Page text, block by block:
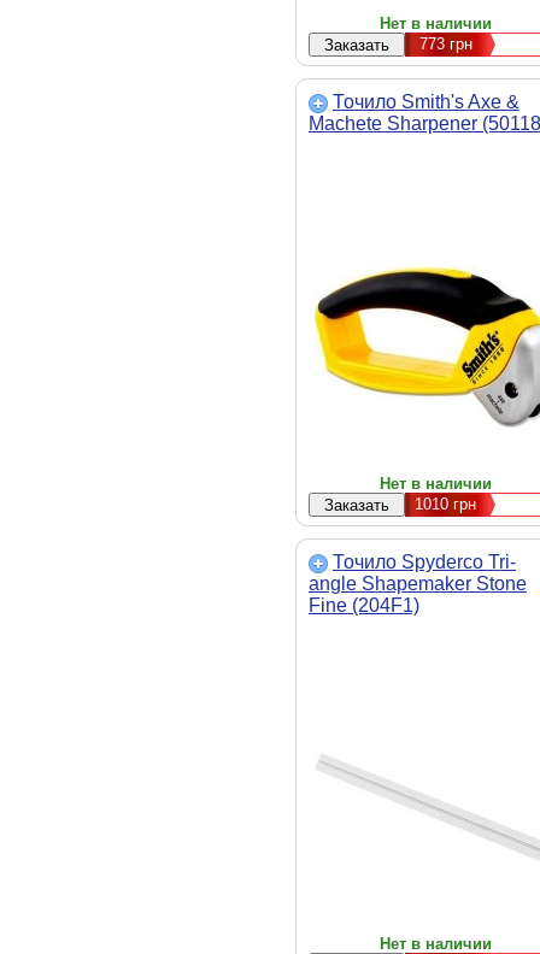
Нет в наличии
773грн
Точило Smith's Axe &
Machete Sharpener
Нет в наличии
1010 грн
Точило Spyderco Tri-
angle Shapemaker Stone
Fine (204F1)
Нет в наличии